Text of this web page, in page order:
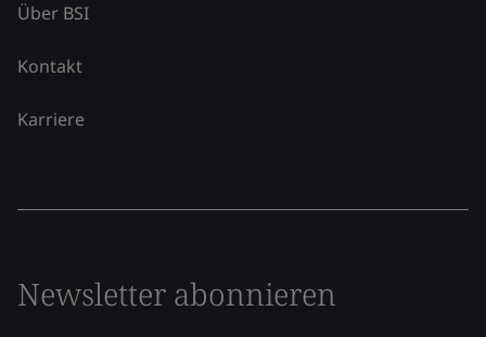
Über BSI
Kontakt
Karriere
Newsletter abonnieren